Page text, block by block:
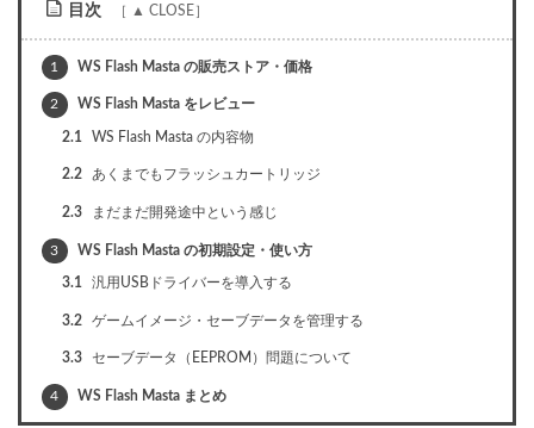
目次
1 WS Flash Masta の販売ストア・価格
2 WS Flash Masta をレビュー
2.1 WS Flash Masta の内容物
2.2 あくまでもフラッシュカートリッジ
2.3 まだまだ開発途中という感じ
3 WS Flash Masta の初期設定・使い方
3.1 汎用USBドライバーを導入する
3.2 ゲームイメージ・セーブデータを管理する
3.3 セーブデータ（EEPROM）問題について
4 WS Flash Masta まとめ